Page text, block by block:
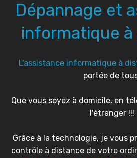
Dépannage et
informatique
L'assistance informatique à
portée de
Que vous soyez à domicile, en
l'étranger !!!
Grâce à la technologie, je vous
contrôle à distance de votre